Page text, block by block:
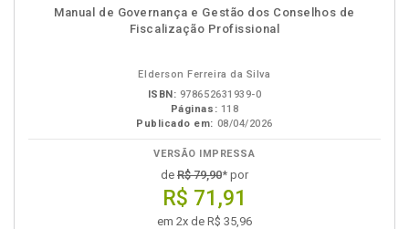
disponível
em
Disponível
na
páginas
Manual de Governança e Gestão dos Conselhos de
Fiscalização Profissional
Elderson Ferreira da Silva
ISBN: 978652631939-0
Páginas: 118
Publicado em: 08/04/2026
VERSÃO IMPRESSA
de R$ 79,90* por
R$ 71,91
em 2x de R$ 35,96